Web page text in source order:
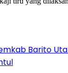
Barito